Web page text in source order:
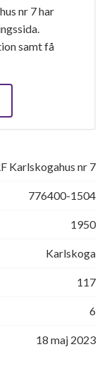
nr 7 har
samt få
Karlskogahus nr 7
776400-1504
1950
Karlskoga
117
6
18 maj 2023